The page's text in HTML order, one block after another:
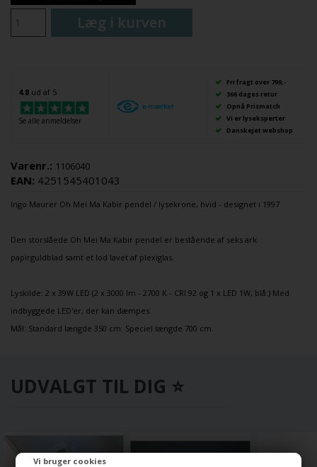
Vi bruger cookies
Læg i kurven
4.8 ud af 5
Se alle anmeldelser
Fri fragt over 799,-
366 dages retur
Opnå Prismatch
Vi er lyseksperter
Danskejet webshop
Varenr.: 1106040
EAN: 4251545401043
Ingo Maurer Oh Mei Ma Kabir pendel / lysekrone, hvid - designet i 1997
Den storslåede Oh Mei Ma Kabir pendel er bestående af seks ark
papirguldblad samt et lod lavet af plexiglas.
Lyskilde: 2 x 39W LED (2 x 3000 lm - 2700 K - CRI 92 og 1 x LED 1W, blå.) Med
indbyggede LED'er, der kan dæmpes.
Mål: Standard længde 350 cm. Speciel længde 700 cm.
UDVALGT TIL DIG ⭐